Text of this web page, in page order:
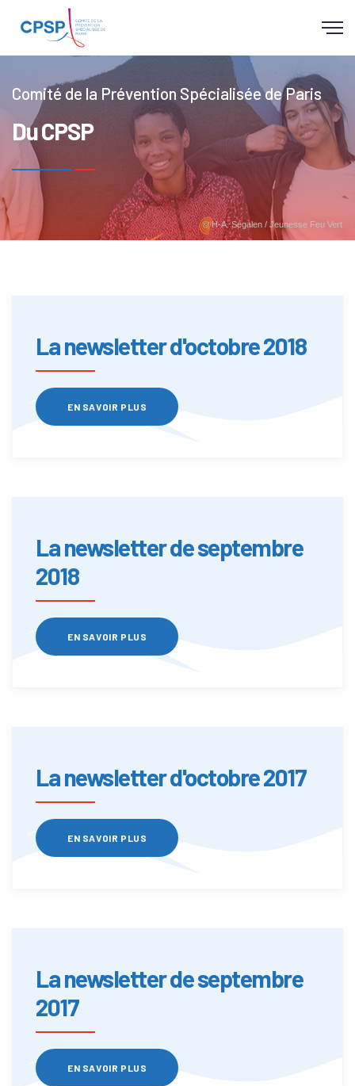
Panneau de gestion des cookies
Comité de la Prévention Spécialisée de Paris
Du CPSP
© H-A. Ségalen / Jeunesse Feu Vert
La newsletter d'octobre 2018
EN SAVOIR PLUS
La newsletter de septembre
2018
EN SAVOIR PLUS
La newsletter d'octobre 2017
EN SAVOIR PLUS
La newsletter de septembre
2017
EN SAVOIR PLUS